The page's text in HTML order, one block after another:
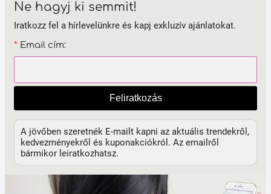
Ne hagyj ki semmit!
Iratkozz fel a hírlevelünkre és kapj exkluzív ajánlatokat.
* Email cím:
Feliratkozás
A jövőben szeretnék E-mailt kapni az aktuális trendekről,
kedvezményekről és kuponakciókról. Az emailről
bármikor leiratkozhatsz.